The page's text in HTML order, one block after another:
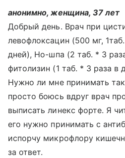
анонимно, женщина, 37 лет
Добрый день. Врач при
левофлоксацин (500 мг,
дней), Но-шпа (2 таб. * 3
фитолизин (1 таб. * 3 раза в
Нужно ли мне принимать
просто боюсь вдруг врач
выписать линекс форте. Я
его нужно принимать с
испорчу микрофлору
за ответ.